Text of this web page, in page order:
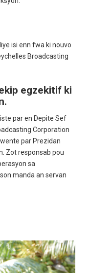
isi enn fwa ki nouvo
Broadcasting
egzekitif ki
par en Depite Sef
Corporation
par Prezidan
Zot responsab pou
sa
manda an servan